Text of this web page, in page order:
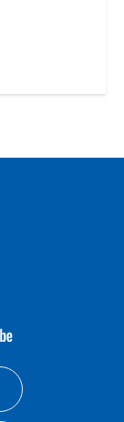
youtube-